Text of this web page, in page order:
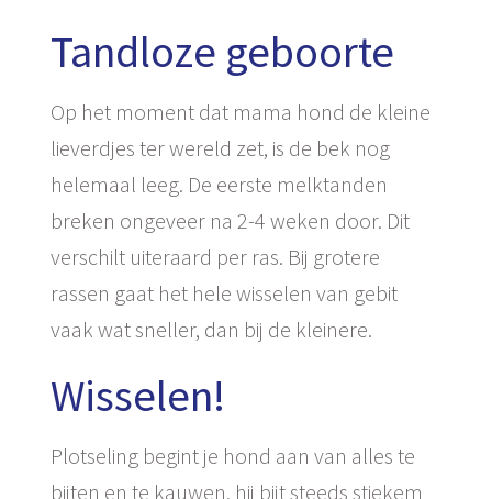
Tandloze geboorte
Op het moment dat mama hond de kleine
lieverdjes ter wereld zet, is de bek nog
helemaal leeg. De eerste melktanden
breken ongeveer na 2-4 weken door. Dit
verschilt uiteraard per ras. Bij grotere
rassen gaat het hele wisselen van gebit
vaak wat sneller, dan bij de kleinere.
Wisselen!
Plotseling begint je hond aan van alles te
bijten en te kauwen, hij bijt steeds stiekem